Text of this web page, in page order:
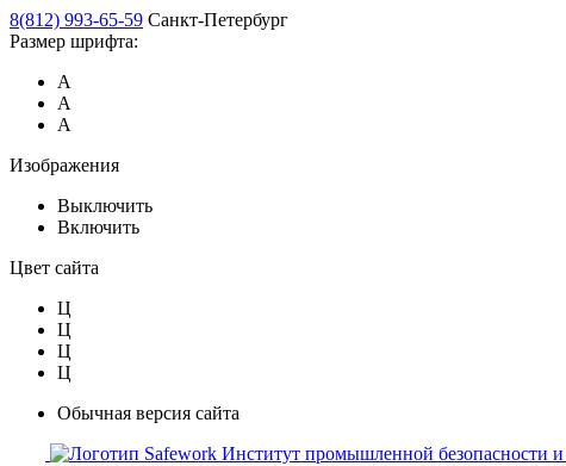
8(812) 993-65-59 Санкт-Петербург
Размер шрифта:
А
А
А
Изображения
Выключить
Включить
Цвет сайта
Ц
Ц
Ц
Ц
Обычная версия сайта
Safework Институт промышленной безопасности и